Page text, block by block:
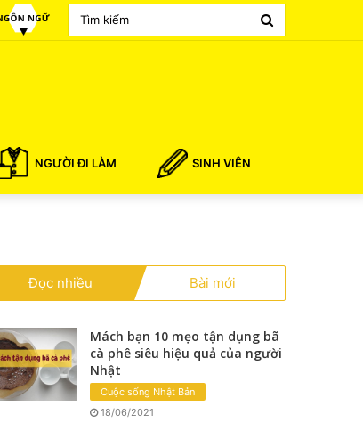
NGƯỜI ĐI LÀM SINH VIÊN
Đọc nhiều Bài mới
Mách bạn 10 mẹo tận dụng bã
cà phê siêu hiệu quả của người
Nhật
Cuộc sống Nhật Bản
18/06/2021